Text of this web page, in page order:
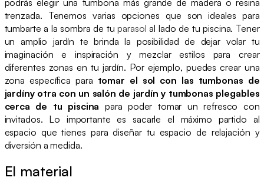
trenzada. Tenemos varias opciones que son ideales para
tumbarte a la sombra de tuparasol al lado de tu piscina. Tener
un amplio jardín te brinda la posibilidad de dejar volar tu
imaginación e inspiración y mezclar estilos para crear
diferentes zonas en tu jardín. Por ejemplo, puedes crear una
zona específica para tomar el sol con las tumbonas de
jardíny otra con un salón de jardín y tumbonas plegables
cerca de tu piscina para poder tomar un refresco con
invitados. Lo importante es sacarle el máximo partido al
espacio que tienes para diseñar tu espacio de relajación y
diversión a medida.
El material